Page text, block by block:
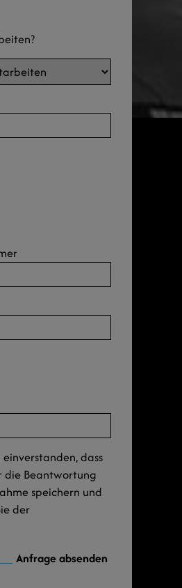
dass
Beantwortung
speichern und
der